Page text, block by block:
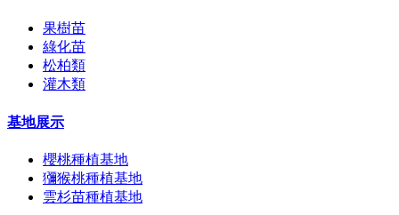
果樹苗
綠化苗
松柏類
灌木類
基地展示
櫻桃種植基地
獼猴桃種植基地
雲杉苗種植基地